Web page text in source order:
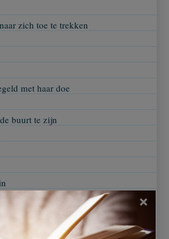
zich toe te trekken
met haar doe
buurt te zijn
×